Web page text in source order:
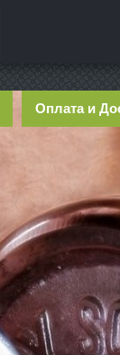
Оплата и